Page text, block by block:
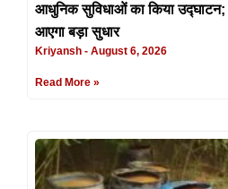
आधुनिक सुविधाओं का किया उद्घाटन;
आएगा बड़ा सुधार
Kriyansh August 6, 2026
Read More »